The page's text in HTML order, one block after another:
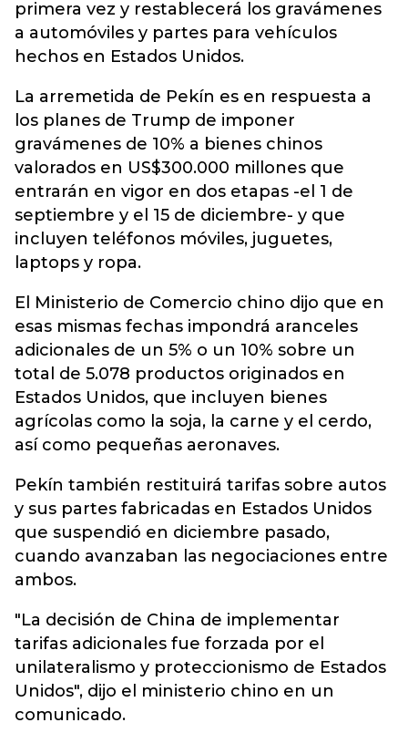
primera vez y restablecerá los gravámenes
a automóviles y partes para vehículos
hechos en Estados Unidos.
La arremetida de Pekín es en respuesta a
los planes de Trump de imponer
gravámenes de 10% a bienes chinos
valorados en US$300.000 millones que
entrarán en vigor en dos etapas -el 1 de
septiembre y el 15 de diciembre- y que
incluyen teléfonos móviles, juguetes,
laptops y ropa.
El Ministerio de Comercio chino dijo que en
esas mismas fechas impondrá aranceles
adicionales de un 5% o un 10% sobre un
total de 5.078 productos originados en
Estados Unidos, que incluyen bienes
agrícolas como la soja, la carne y el cerdo,
así como pequeñas aeronaves.
Pekín también restituirá tarifas sobre autos
y sus partes fabricadas en Estados Unidos
que suspendió en diciembre pasado,
cuando avanzaban las negociaciones entre
ambos.
"La decisión de China de implementar
tarifas adicionales fue forzada por el
unilateralismo y proteccionismo de Estados
Unidos", dijo el ministerio chino en un
comunicado.